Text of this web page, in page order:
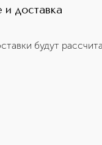
и доставка
будут